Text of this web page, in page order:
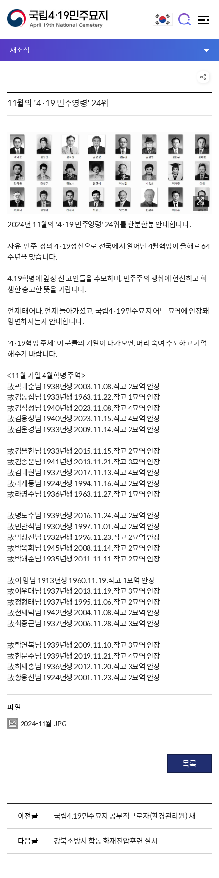
새소식
11월의 '4·19 민주영령' 24위
2024년 11월의 '4·19 민주영령' 24위를 한분한분 안내합니다.
자유-민주-정의 4·19정신으로 전국에서 일어난 4월혁명이 올해로 64
주년을 맞습니다.
4.19혁명에 앞장 선 고인들을 추모하며, 민주주의 쟁취에 헌신하고 희
생한 숭고한 뜻을 기립니다.
언제 태어나, 언제 돌아가셨고, 국립4·19민주묘지 어느 묘역에 안장돼
영면하시는지 안내합니다.
'4·19혁명 주체' 이 분들의 기일이 다가오면, 머리 숙여 추도하고 기억
해주기 바랍니다.
<11월 기일 4월혁명 주역>
故곽대순님 1938년생 2003.11.08.작고 2묘역 안장
故김동섭님 1933년생 1963.11.22.작고 1묘역 안장
故김석성님 1940년생 2023.11.08.작고 4묘역 안장
故김용성님 1940년생 2023.11.15.작고 4묘역 안장
故김운경님 1933년생 2009.11.14.작고 2묘역 안장
故김을한님 1933년생 2015.11.15.작고 2묘역 안장
故김종운님 1941년생 2013.11.21.작고 3묘역 안장
故김태현님 1937년생 2017.11.13.작고 4묘역 안장
故라계동님 1924년생 1994.11.16.작고 2묘역 안장
故라영주님 1936년생 1963.11.27.작고 1묘역 안장
故명노수님 1939년생 2016.11.24.작고 2묘역 안장
故민란식님 1930년생 1997.11.01.작고 2묘역 안장
故박성진님 1932년생 1996.11.23.작고 2묘역 안장
故박옥희님 1945년생 2008.11.14.작고 2묘역 안장
故박해준님 1935년생 2011.11.11.작고 2묘역 안장
故이 영님 1913년생 1960.11.19.작고 1묘역 안장
故이우대님 1937년생 2013.11.19.작고 3묘역 안장
故정형태님 1937년생 1995.11.06.작고 2묘역 안장
故천재덕님 1942년생 2004.11.08.작고 2묘역 안장
故최중근님 1937년생 2006.11.28.작고 3묘역 안장
故탁연복님 1939년생 2009.11.10.작고 3묘역 안장
故한문수님 1939년생 2019.11.21.작고 4묘역 안장
故허재홍님 1936년생 2012.11.20.작고 3묘역 안장
故황응선님 1924년생 2001.11.23.작고 2묘역 안장
파일
2024-11월.JPG
목록
이전글 국립4.19민주묘지 공무직근로자(환경관리원) 채용 공고
다음글 강북소방서 합동 화재진압훈련 실시